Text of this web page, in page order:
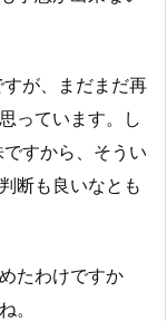
が、まだまだ再
っています。し
すから、そうい
断も良いなとも
たわけですか
。